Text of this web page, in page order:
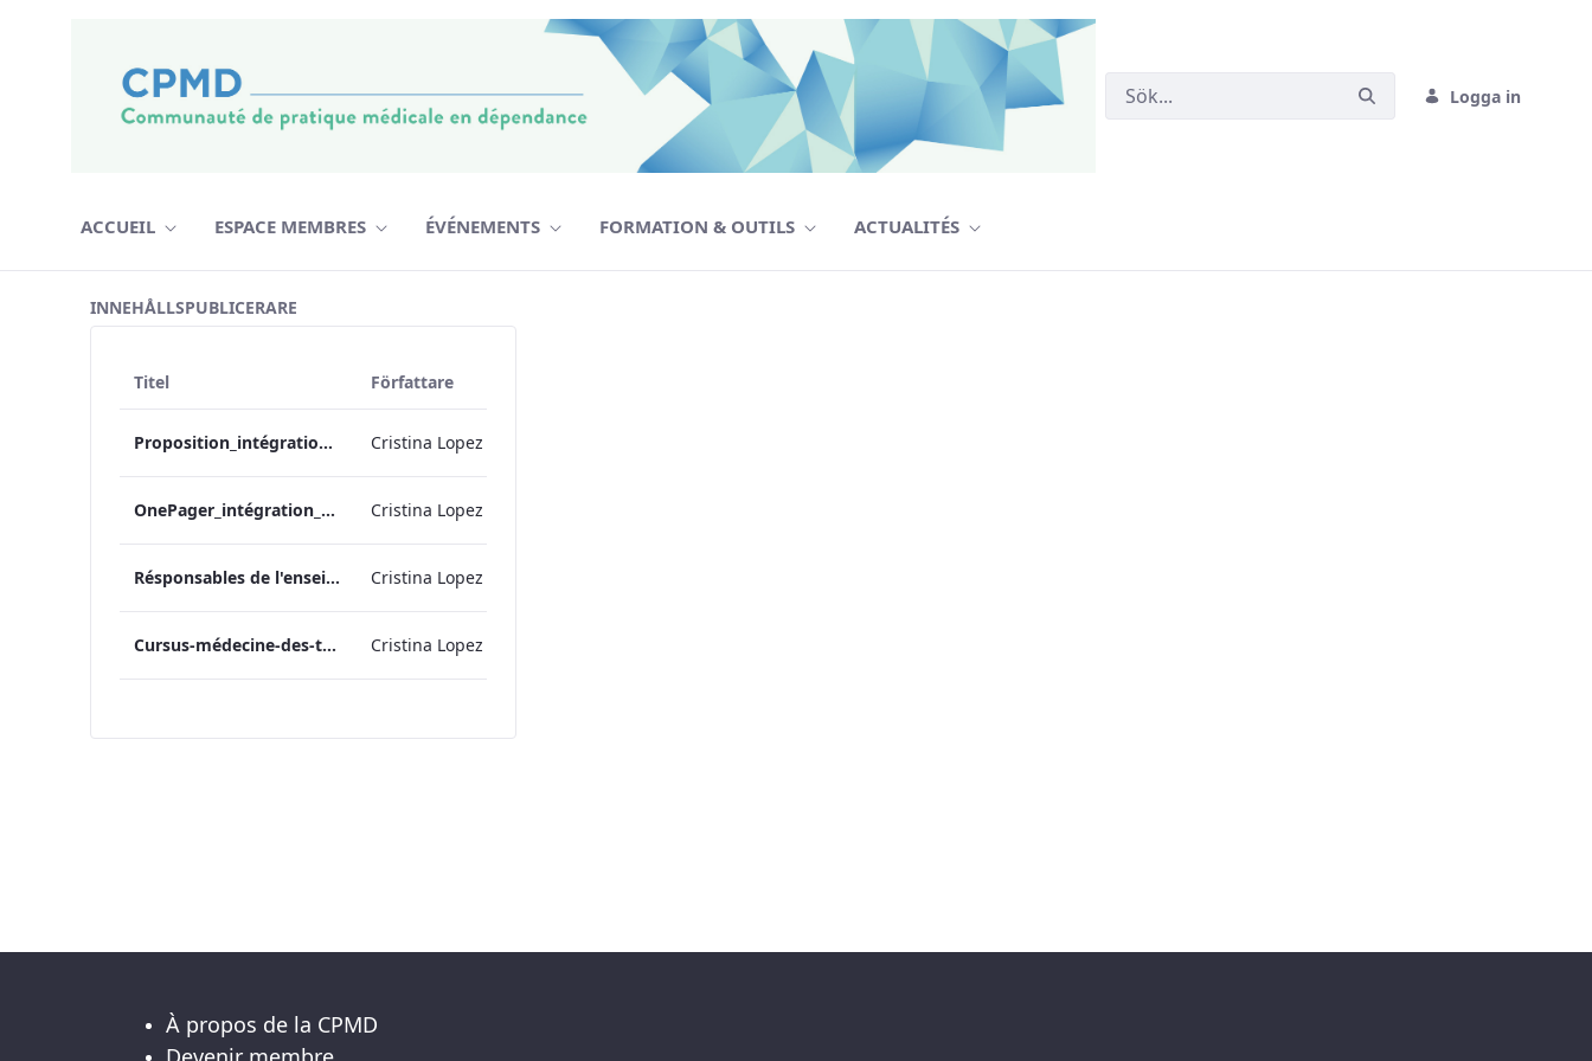
Logga in
ACCUEIL ESPACE MEMBRES ÉVÉNEMENTS FORMATION & OUTILS ACTUALITÉS
INNEHÅLLSPUBLICERARE
Titel Författare
Proposition_intégration_cursus_md_toxico_ 2018-08-01 Cristina Lopez
OnePager_intégration_cursus_md_toxico_ 2018-08-01 Cristina Lopez
Résponsables de l'enseignement en médecine des dépendances_2024 Cristina Lopez
Cursus-médecine-des-toxicomanies-Version-Finale Cristina Lopez
À propos de la CPMD